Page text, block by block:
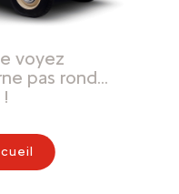
voyez
pas rond…